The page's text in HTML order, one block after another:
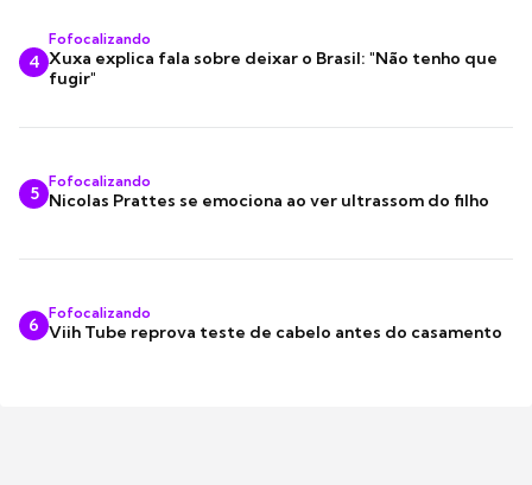
4
Fofocalizando
Xuxa explica fala sobre deixar o Brasil: "Não tenho que
fugir"
5
Fofocalizando
Nicolas Prattes se emociona ao ver ultrassom do filho
6
Fofocalizando
Viih Tube reprova teste de cabelo antes do casamento